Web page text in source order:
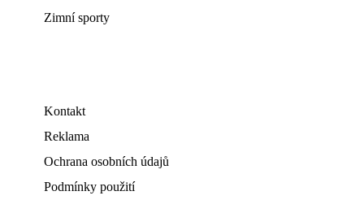
Zimní sporty
Kontakt
Reklama
Ochrana osobních údajů
Podmínky použití